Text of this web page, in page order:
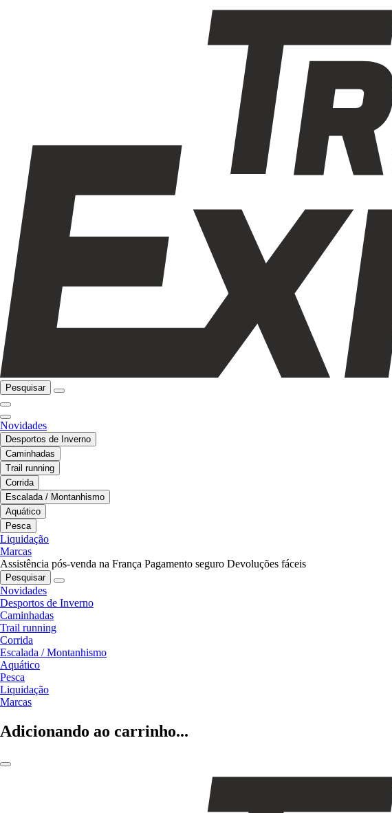
Pesquisar
Novidades
Desportos de Inverno
Caminhadas
Trail running
Corrida
Escalada / Montanhismo
Aquático
Pesca
Liquidação
Marcas
Assistência pós-venda na França Pagamento seguro Devoluções fáceis
Pesquisar
Novidades
Desportos de Inverno
Caminhadas
Trail running
Corrida
Escalada / Montanhismo
Aquático
Pesca
Liquidação
Marcas
Adicionando ao carrinho...